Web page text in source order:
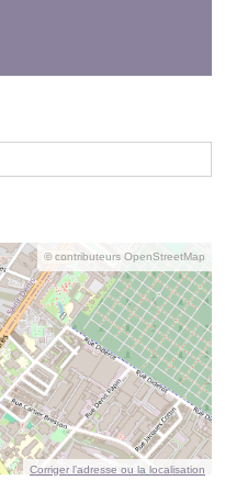
© contributeurs OpenStreetMap
Corriger l’adresse ou la localisation